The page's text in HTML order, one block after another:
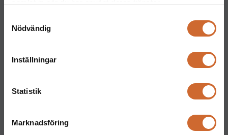
Nödvändig
Inställningar
Statistik
Marknadsföring
035-202 30 30
Kontakt
karlstad@maskinparken.se
Maskinparken Kinna